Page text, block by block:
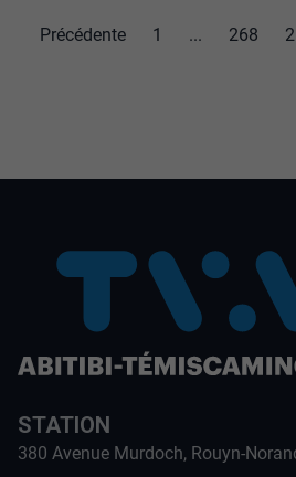
Précédente 1 ... 268
STATION
380 Avenue Murdoch, Rouyn-